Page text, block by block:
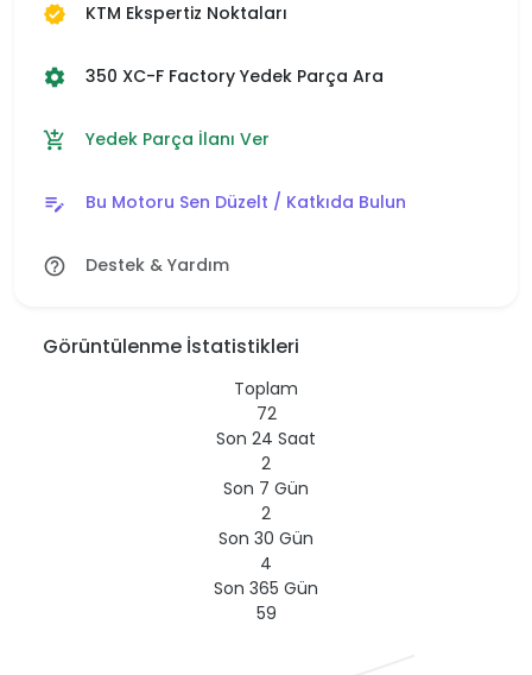
verified KTM Ekspertiz Noktaları
settings 350 XC-F Factory Yedek Parça Ara
add_shopping_cart Yedek Parça İlanı Ver
edit_note Bu Motoru Sen Düzelt / Katkıda Bulun
help_outline Destek & Yardım
Görüntülenme İstatistikleri
Toplam
72
Son 24 Saat
2
Son 7 Gün
2
Son 30 Gün
4
Son 365 Gün
59